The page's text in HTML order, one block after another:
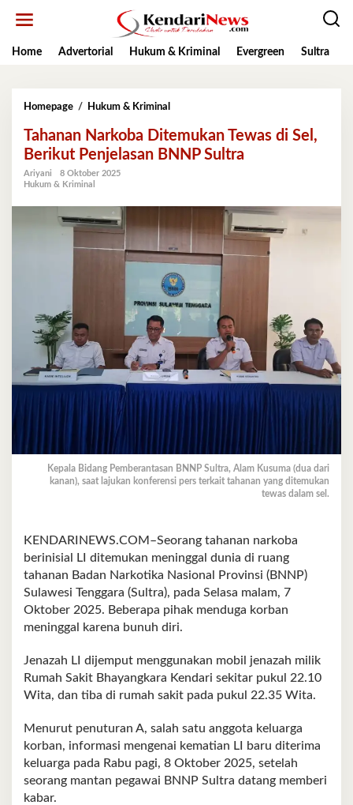
Home
Advertorial Hukum & Kriminal Evergreen Sultra
Homepage / Hukum & Kriminal
Ditemukan
Tewas
di
Penjelasan
Sultra
Tahanan Narkoba Ditemukan Tewas di Sel,
Berikut Penjelasan BNNP Sultra
Ariyani
8 Oktober 2025
Hukum & Kriminal
Kepala Bidang Pemberantasan BNNP Sultra, Alam Kusuma (dua dari
kanan), saat lajukan konferensi pers terkait tahanan yang ditemukan
tewas dalam sel.
KENDARINEWS.COM–Seorang tahanan narkoba
berinisial LI ditemukan meninggal dunia di ruang
tahanan Badan Narkotika Nasional Provinsi (BNNP)
Sulawesi Tenggara (Sultra), pada Selasa malam, 7
Oktober 2025. Beberapa pihak menduga korban
meninggal karena bunuh diri.
Jenazah LI dijemput menggunakan mobil jenazah milik
Rumah Sakit Bhayangkara Kendari sekitar pukul 22.10
Wita, dan tiba di rumah sakit pada pukul 22.35 Wita.
Menurut penuturan A, salah satu anggota keluarga
korban, informasi mengenai kematian LI baru diterima
keluarga pada Rabu pagi, 8 Oktober 2025, setelah
seorang mantan pegawai BNNP Sultra datang memberi
kabar.